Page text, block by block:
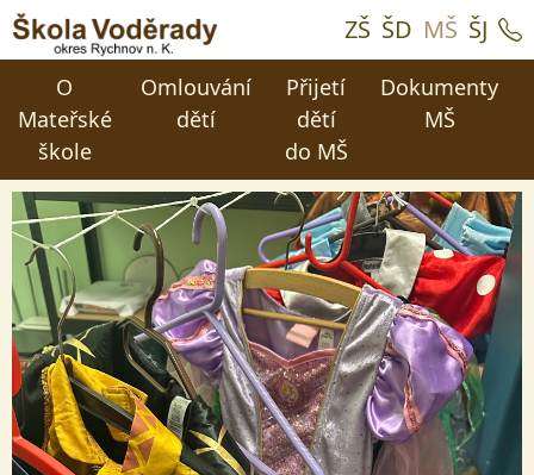
ZŠ ŠD MŠ ŠJ
O
Mateřské
škole
Omlouvání
dětí
Přijetí
dětí
do MŠ
Dokumenty
MŠ